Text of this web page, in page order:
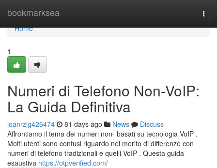
bookmarksea
Home
Home
1
Numeri di Telefono Non-VoIP:
La Guida Definitiva
joanrzjg426474 81 days ago News
Discuss
Affrontiamo il tema dei numeri non- basati su tecnologia VoIP .
Molti utenti sono confusi riguardo nel merito di differenze con
numeri di telefono tradizionali e quelli VoIP . Questa guida
esaustiva https://otpverified.com/